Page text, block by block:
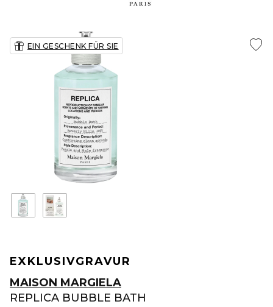
EIN GESCHENK FÜR SIE
EXKLUSIVGRAVUR
MAISON MARGIELA
REPLICA BUBBLE BATH